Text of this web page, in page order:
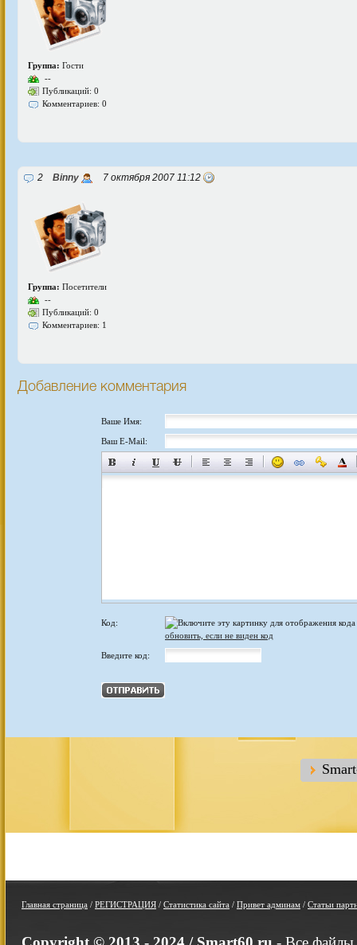
Группа: Гости
--
Публикаций: 0
Комментариев: 0
2 Binny 7 октября 2007 11:12
Группа: Посетители
--
Публикаций: 0
Комментариев: 1
Добавление комментария
Ваше Имя:
Ваш E-Mail:
Код:
обновить, если не виден код
Введите код:
Главная страница / РЕГИСТРАЦИЯ / Статистика сайта / Привет админам / Статьи